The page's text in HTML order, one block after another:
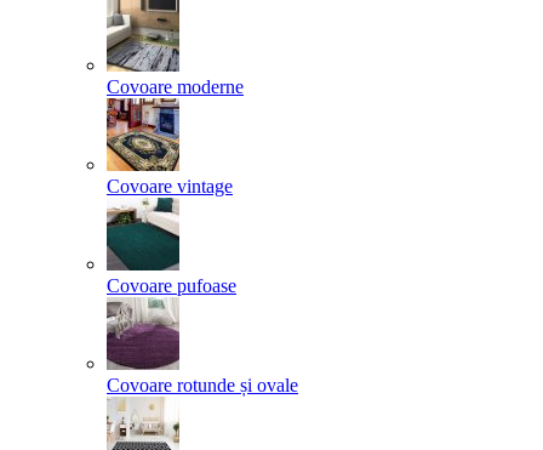
Covoare moderne
Covoare vintage
Covoare pufoase
Covoare rotunde și ovale